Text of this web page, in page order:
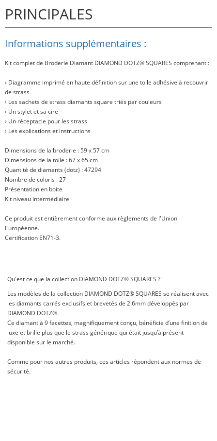
PRINCIPALES
Informations supplémentaires :
Kit complet de Broderie Diamant DIAMOND DOTZ® SQUARES comprenant :
› Diagramme imprimé en haute définition sur une toile adhésive à recouvrir
de strass
› Les sachets de strass diamants square triés par couleurs
› Un stylet et sa cire
› Un réceptacle pour les strass
› Les explications et instructions
Dimensions de la broderie : 59 x 57 cm
Dimensions de la toile : 67 x 65 cm
Quantité de diamants (dotz) : 47294
Nombre de coloris : 27
Présentation en boite
Kit niveau intermédiaire
Ce produit est entièrement conforme aux règlements de l'Union
Européenne.
Certification EN71-3.
Qu'est ce que la collection DIAMOND DOTZ® SQUARES ?
Les modèles de la collection DIAMOND DOTZ® SQUARES se réalisent avec
les diamants carrés exclusifs et brevetés de 2.6mm développés par
DIAMOND DOTZ®.
Ce diamant à 9 facettes, magnifiquement conçu, bénéficie d’une finition de
luxe et brille plus que le strass générique qui était jusqu’à présent
disponible sur le marché.
Comme pour nos autres produits, ces articles répondent aux normes de
sécurité.